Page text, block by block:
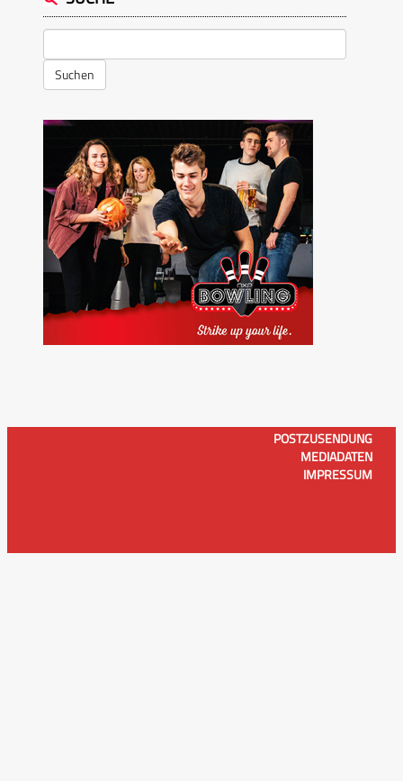
Suchen
POSTZUSENDUNG
MEDIADATEN
IMPRESSUM